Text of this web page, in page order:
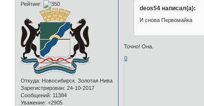
Рейтинг:
Откуда: Новосибирск. Золотая Нива
Зарегистрирован: 24-10-2017
Сообщений: 11384
Уважение: +2905
deos54 написал(а):
И снова Первомайка
Точно! Она.
0